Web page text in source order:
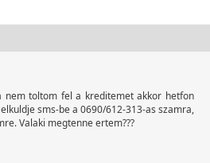
nem toltom fel a kreditemet akkor hetfon
sms-be a 0690/612-313-as szamra,
Valaki megtenne ertem???